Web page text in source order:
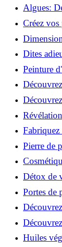
revitaliser
Algues:
la santé et
Créez vos
de la
salle de
Dites
vie plus
Peinture
tutoriel
Naturelle
incitent à
simple et
Pierre de
infaillibles
possible?
Détox de
Portes de
le meilleur
le fer:
Huiles